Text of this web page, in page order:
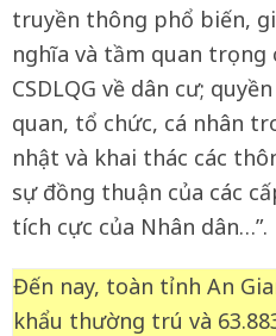
truyền thông phổ biến,
nghĩa và tầm quan trọng
CSDLQG về dân cư;
quan, tổ chức, cá nhân
nhật và khai thác các
sự đồng thuận của các
tích cực của Nhân dân…”.
Đến nay, toàn tỉnh An
khẩu thường trú và